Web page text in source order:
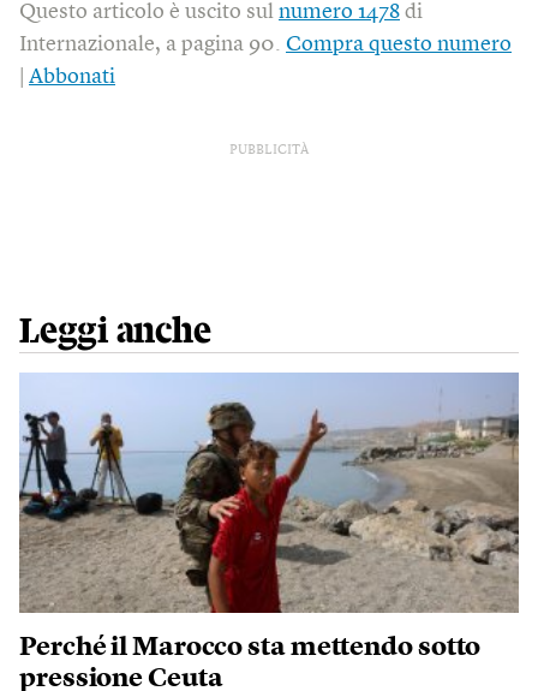
Questo articolo è uscito sul numero 1478 di
Internazionale, a pagina 90. Compra questo numero
Abbonati
PUBBLICITÀ
Leggi anche
Perché il Marocco sta mettendo sotto
pressione Ceuta